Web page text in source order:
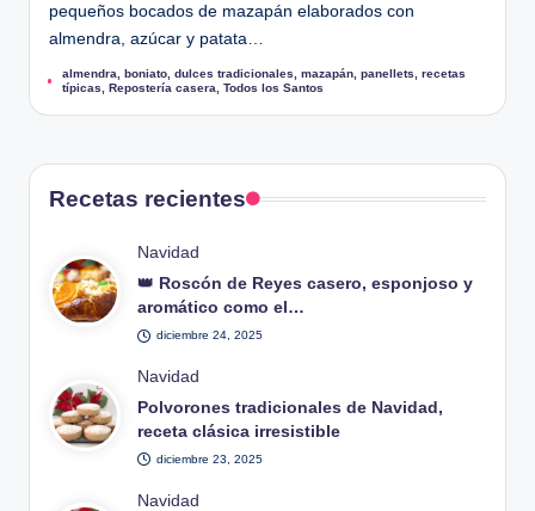
pequeños bocados de mazapán elaborados con
almendra, azúcar y patata…
Etiquetas:
almendra, boniato, dulces tradicionales, mazapán, panellets, recetas
típicas, Repostería casera, Todos los Santos
Recetas recientes
Publicado
en
Navidad
👑 Roscón de Reyes casero, esponjoso y
aromático como el…
diciembre 24, 2025
Publicado
en
Navidad
Polvorones tradicionales de Navidad,
receta clásica irresistible
diciembre 23, 2025
Publicado
Navidad